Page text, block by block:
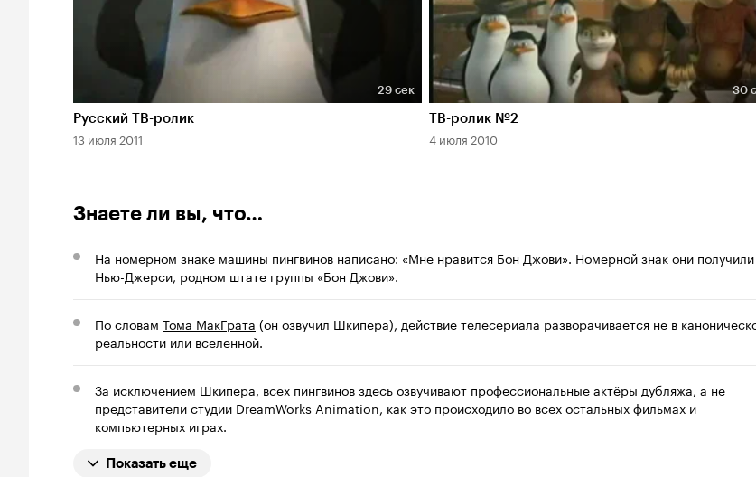
Длительность 29 сек
29 сек
Русский ТВ-ролик
13 июля 2011
Длительность 30 сек
30
ТВ-ролик №2
4 июля 2010
Знаете ли вы, что…
На номерном знаке машины пингвинов написано: «Мне нравится Бон Джови». Номерной знак они
Нью-Джерси, родном штате группы «Бон Джови».
По словам Тома МакГрата (он озвучил Шкипера), действие телесериала разворачивается не в
реальности или вселенной.
За исключением Шкипера, всех пингвинов здесь озвучивают профессиональные актёры дубляжа, а не
представители студии DreamWorks Animation, как это происходило во всех остальных фильмах и
компьютерных играх.
Показать еще